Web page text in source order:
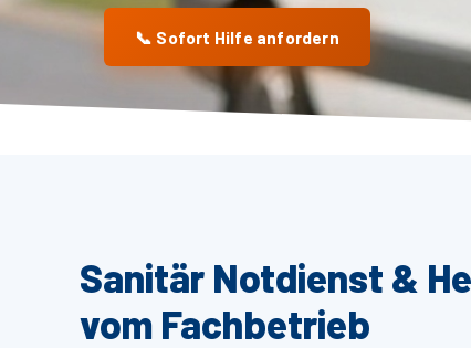
📞 Sofort Hilfe anfordern
Sanitär Notdienst &
vom Fachbetrieb